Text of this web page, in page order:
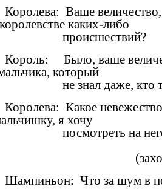
Королева: Ваше
каких-либо
происшествий?
Король: Было, ваше
который
не знал даже, кто
Королева: Какое
я хочу
посмотреть на
(заходит
Шампиньон: Что за шум в